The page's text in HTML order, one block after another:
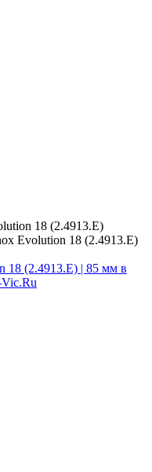
18 (2.4913.E)
Evolution 18 (2.4913.E)